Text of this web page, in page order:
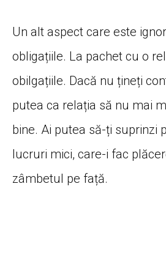
Un alt aspect care este
obligațiile. La pachet cu o
obilgațiile. Dacă nu țineți
putea ca relația să nu mai
bine. Ai putea să-ți suprinzi
lucruri mici, care-i fac
zâmbetul pe față.